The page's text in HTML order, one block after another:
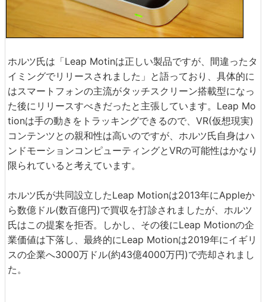
ホルツ氏は「Leap Motinは正しい製品ですが、間違ったタ
イミングでリリースされました」と語っており、具体的に
はスマートフォンの主流がタッチスクリーン搭載型になっ
た後にリリースすべきだったと主張しています。Leap Mo
tionは手の動きをトラッキングできるので、VR(仮想現実)
コンテンツとの親和性は高いのですが、ホルツ氏自身はハ
ンドモーションコンピューティングとVRの可能性はかなり
限られていると考えています。
ホルツ氏が共同設立したLeap Motionは2013年にAppleか
ら数億ドル(数百億円)で買収を打診されましたが、ホルツ
氏はこの提案を拒否。しかし、その後にLeap Motionの企
業価値は下落し、最終的にLeap Motionは2019年にイギリ
スの企業へ3000万ドル(約43億4000万円)で売却されまし
た。